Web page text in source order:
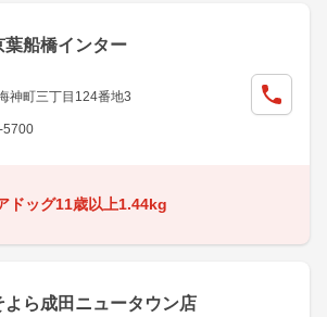
葉船橋インター
神町三丁目124番地3
5700
ドッグ11歳以上1.44kg
よら成田ニュータウン店